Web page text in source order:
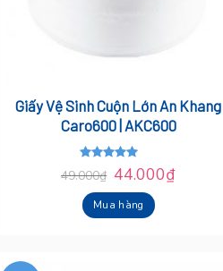
Giấy Vệ Sinh Cuộn Lớn An Khang
Caro600 | AKC600
Được xếp
sao
49.000₫ 44.000₫
Mua hàng